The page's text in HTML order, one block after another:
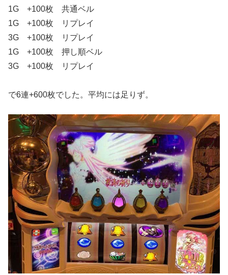
1G +100枚 共通ベル
1G +100枚 リプレイ
3G +100枚 リプレイ
1G +100枚 押し順ベル
3G +100枚 リプレイ
で6連+600枚でした。平均には足りず。